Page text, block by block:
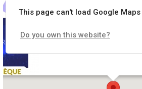
This page can't load Google
Do you own this website?